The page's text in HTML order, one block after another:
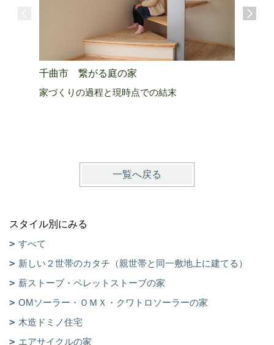
千曲市 繋がる庭の家
家づくりの過程と現時点での結末
一覧へ戻る
スタイル別にみる
すべて
新しい２世帯のカタチ（親世帯と同一敷地上に建てる）
薪ストーブ・ペレットストーブの家
OMソーラー・ＯＭＸ・クワトロソーラーの家
木造ドミノ住宅
エアサイクルの家